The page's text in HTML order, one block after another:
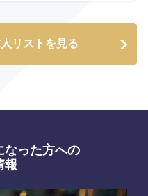
リストを見る
なった方への
報